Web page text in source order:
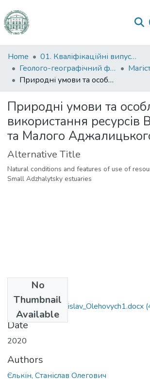
Communities
&
Collections
Statistics
Home
01. Кваліфікаційні випускні роботи здобувачів вищої освіти
Геолого-географічний факультет
Природні умови та особливості використання ресурсів Великого та Малого Аджалицького лиманів
Природні умови та
використання ресурсів
та Малого
Alternative Title
Natural conditions and features of use of
Small Adzhalytsky estuaries
No
Thumbnail
Available
106_Yel_kin_Stanislav_Olehovych1.docx
Date
2020
Authors
Єлькін, Станіслав Олегович